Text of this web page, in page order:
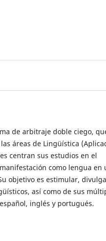
de arbitraje doble ciego,
áreas de Lingüística
centran sus estudios en el
como lengua en
objetivo es estimular,
así como de sus
inglés y portugués.